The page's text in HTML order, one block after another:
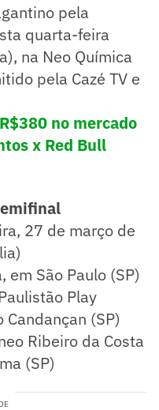
pela
quarta-feira
na Neo Química
pela Cazé TV e
no mercado
x Red Bull
27 de março de
em São Paulo (SP)
Play
(SP)
Ribeiro da Costa
(SP)